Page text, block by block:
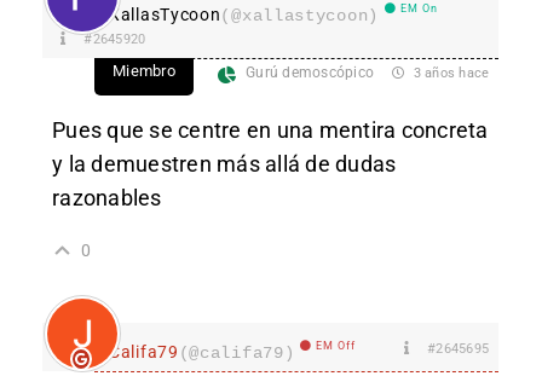
XallasTycoon(@xallastycoon) EM On
#2645920
Miembro Gurú demoscópico 3 años hace
Pues que se centre en una mentira concreta
y la demuestren más allá de dudas
razonables
0
Califa79 (@califa79) EM Off #2645695